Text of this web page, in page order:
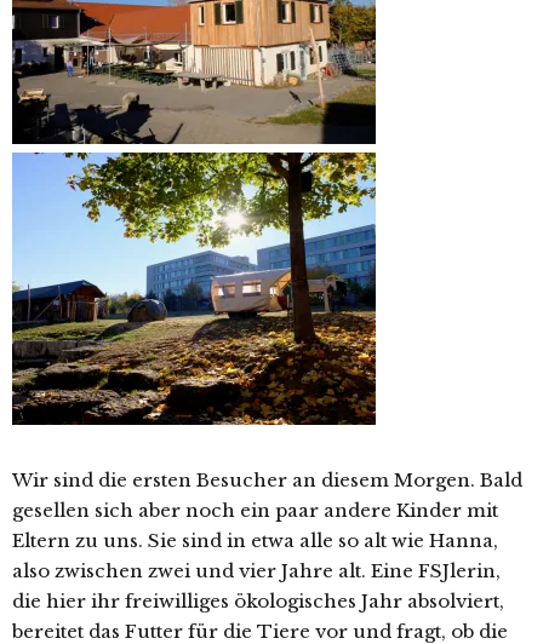
Wir sind die ersten Besucher an diesem Morgen. Bald
gesellen sich aber noch ein paar andere Kinder mit
Eltern zu uns. Sie sind in etwa alle so alt wie Hanna,
also zwischen zwei und vier Jahre alt. Eine FSJlerin,
die hier ihr freiwilliges ökologisches Jahr absolviert,
bereitet das Futter für die Tiere vor und fragt, ob die